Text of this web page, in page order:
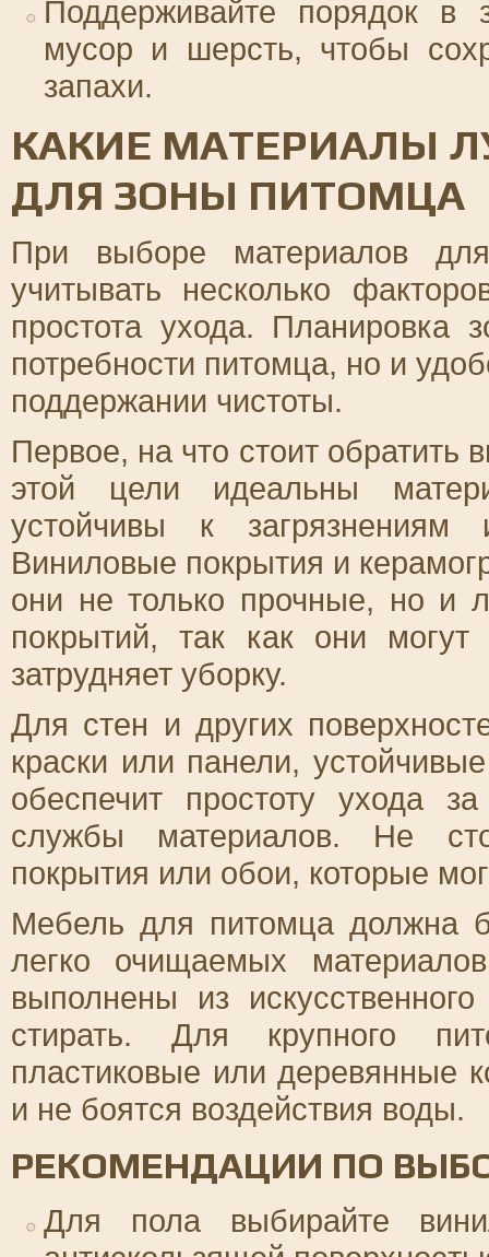
Поддерживайте порядок в
мусор и шерсть, чтобы
запахи.
КАКИЕ МАТЕРИАЛЫ
ДЛЯ ЗОНЫ ПИТОМЦА
При выборе материалов
учитывать несколько
простота ухода. Планировка
потребности питомца, но и
поддержании чистоты.
Первое, на что стоит обратить
этой цели идеальны
устойчивы к загрязнениям
Виниловые покрытия и
они не только прочные, но и
покрытий, так как они
затрудняет уборку.
Для стен и других
краски или панели,
обеспечит простоту ухода
службы материалов. Не
покрытия или обои, которые
Мебель для питомца должна
легко очищаемых
выполнены из
стирать. Для крупного
пластиковые или деревянные
и не боятся воздействия воды.
РЕКОМЕНДАЦИИ ПО
Для пола выбирайте